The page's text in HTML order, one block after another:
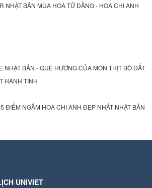
NHẬT BẢN MÙA HOA TỬ ĐẰNG - HOA CHI ANH
NHẬT BẢN - QUÊ HƯƠNG CỦA MÓN THỊT BÒ ĐẮT
HÀNH TINH
ĐIỂM NGẮM HOA CHI ANH ĐẸP NHẤT NHẬT BẢN
UNIVIET